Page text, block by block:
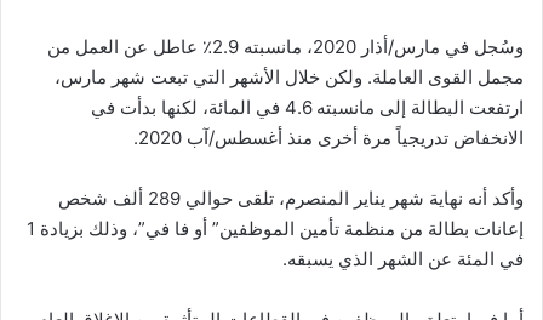
وسُجل في مارس/أذار 2020، مانسبته 2.9٪ عاطل عن العمل من
مجمل القوى العاملة. ولكن خلال الأشهر التي تبعت شهر مارس،
ارتفعت البطالة إلى مانسبته 4.6 في المائة، لكنها بدأت في
الانخفاض تدريجياً مرة أخرى منذ أغسطس/آب 2020.
وأكد أنه نهاية شهر يناير المنصرم، تلقى حوالي 289 ألف شخص
إعانات بطالة من منظمة تأمين الموظفين” أو فا في”، وذلك بزيادة 1
في المئة عن الشهر الذي يسبقه.